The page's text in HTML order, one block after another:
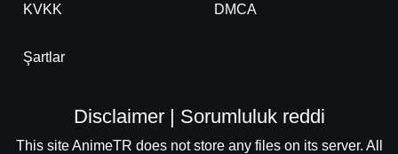
KVKK DMCA
Şartlar
Disclaimer | Sorumluluk reddi
This site AnimeTR does not store any files on its server. All